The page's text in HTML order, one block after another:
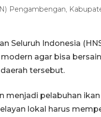
Pengambengan,
Seluruh Indonesia
agar bisa
tersebut.
menjadi pelabuhan
lokal harus